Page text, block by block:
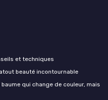
et techniques
beauté incontournable
qui change de couleur, mais